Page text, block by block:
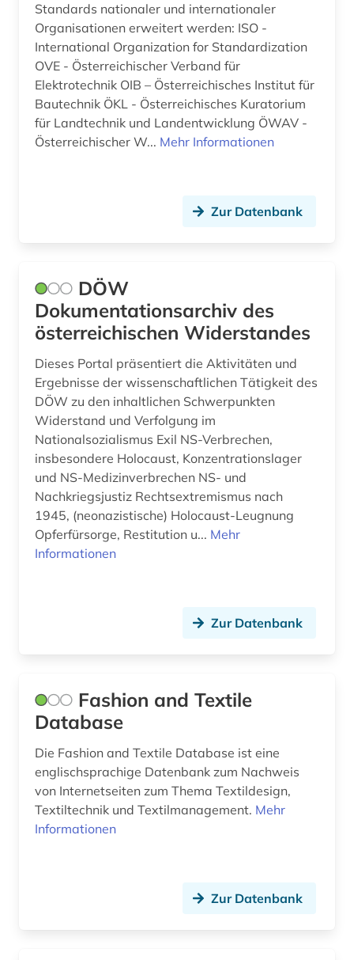
archäologische stätte (1)
arisierung (1)
aristoteles (1)
arktis (1)
artikelsuche (1)
aruba (1)
arzneimittelwechselwirkung (1)
asien-afrika-wissenschaften (1)
asienkunde (1)
astm methoden (1)
astronomie (4)
asylverfahren (1)
atomare bedrohung (1)
audio recordings (1)
audiovisuelles material (4)
Schleswig-Holstein (3)
Schweden (20)
Schweiz (33)
Serbien (6)
Skandinavien (2)
Spanien (14)
Suedasien (5)
Suedostasien (3)
Suedosteuropa (13)
Thueringen (11)
Tschechische Republik (13)
Tuerkei (4)
USA (29)
Ukraine (7)
Standards nationaler und internationaler
Organisationen erweitert werden: ISO -
International Organization for Standardization
OVE - Österreichischer Verband für
Elektrotechnik OIB – Österreichisches Institut für
Bautechnik ÖKL - Österreichisches Kuratorium
für Landtechnik und Landentwicklung ÖWAV -
Österreichischer W... Mehr Informationen
Zur Datenbank
DÖW
Dokumentationsarchiv des
österreichischen Widerstandes
Dieses Portal präsentiert die Aktivitäten und
Ergebnisse der wissenschaftlichen Tätigkeit des
DÖW zu den inhaltlichen Schwerpunkten
Widerstand und Verfolgung im
Nationalsozialismus Exil NS-Verbrechen,
insbesondere Holocaust, Konzentrationslager
und NS-Medizinverbrechen NS- und
Nachkriegsjustiz Rechtsextremismus nach
1945, (neonazistische) Holocaust-Leugnung
Opferfürsorge, Restitution u... Mehr
Informationen
Zur Datenbank
Fashion and Textile
Database
Die Fashion and Textile Database ist eine
englischsprachige Datenbank zum Nachweis
von Internetseiten zum Thema Textildesign,
Textiltechnik und Textilmanagement. Mehr
Informationen
Zur Datenbank